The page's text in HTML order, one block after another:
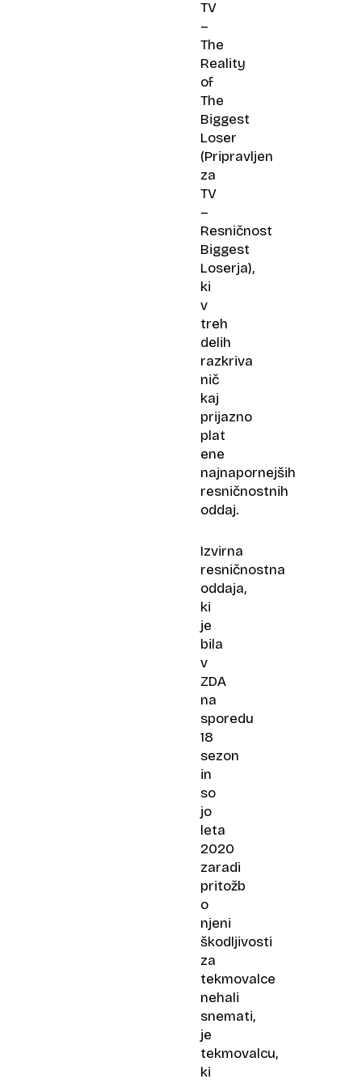
TV
–​
The
Reality
of
The
Biggest
Loser
(Pripravljen
za
TV
–
Resničnost
Biggest
Loserja),
ki
v
treh
delih
razkriva
nič
kaj
prijazno
plat
ene
najnapornejših
resničnostnih
oddaj.
Izvirna
resničnostna
oddaja,
ki
je
bila
v
ZDA
na
sporedu
18
sezon
in
so
jo
leta
2020
zaradi
pritožb
o
njeni
škodljivosti
za
tekmovalce
nehali
snemati,
je
tekmovalcu,
ki